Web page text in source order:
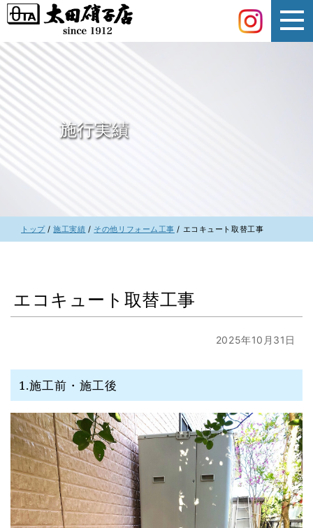
このページの本文へ
施行実績
現
在
トップ/施工実績 / その他リフォーム工事 / エコキュート取替工事
エコキュート取替工事
2025年10月31日
1.施工前・施工後